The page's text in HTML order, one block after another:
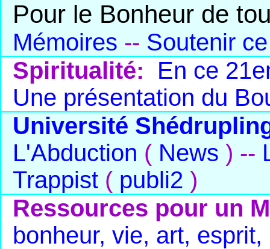
Pour le Bonheur de
Mémoires -- Soutenir
Spiritualité: En ce
Une présentation du
Université
L'Abduction ( News ) --
Trappist( publi2 )
Ressources pour un
bonheur, vie, art,